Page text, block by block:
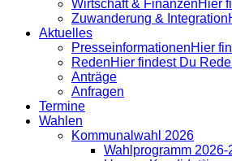
Wirtschaft & FinanzenHier
Zuwanderung & Integration
Aktuelles
Presse­informationenHier
RedenHier findest Du
Anträge
Anfragen
Termine
Wahlen
Kommunalwahl 2026
Wahlprogramm 2026-